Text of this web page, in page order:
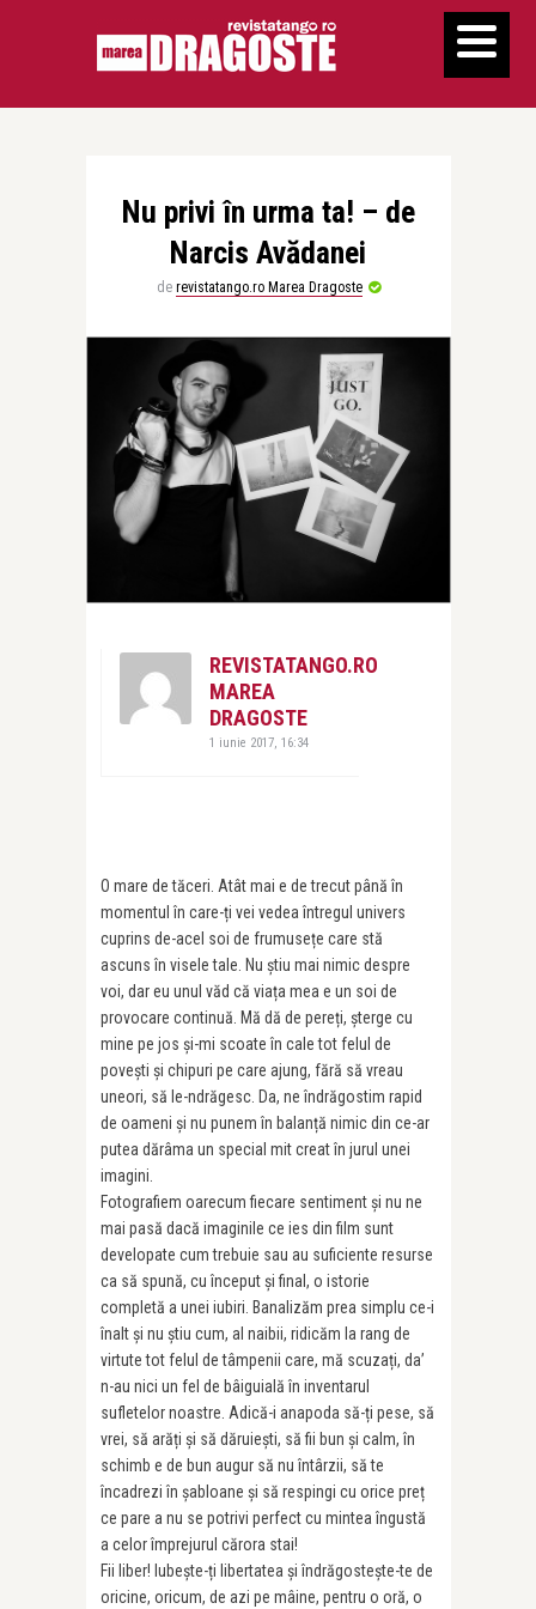
Nu privi în urma ta! – de
Narcis Avădanei
de revistatango.ro Marea Dragoste
REVISTATANGO.RO
MAREA
DRAGOSTE
1 iunie 2017, 16:34
O mare de tăceri. Atât mai e de trecut până în
momentul în care-ți vei vedea întregul univers
cuprins de-acel soi de frumusețe care stă
ascuns în visele tale. Nu știu mai nimic despre
voi, dar eu unul văd că viața mea e un soi de
provocare continuă. Mă dă de pereți, șterge cu
mine pe jos și-mi scoate în cale tot felul de
povești și chipuri pe care ajung, fără să vreau
uneori, să le-ndrăgesc. Da, ne îndrăgostim rapid
de oameni și nu punem în balanță nimic din ce-ar
putea dărâma un special mit creat în jurul unei
imagini.
Fotografiem oarecum fiecare sentiment și nu ne
mai pasă dacă imaginile ce ies din film sunt
developate cum trebuie sau au suficiente resurse
ca să spună, cu început și final, o istorie
completă a unei iubiri. Banalizăm prea simplu ce-i
înalt și nu știu cum, al naibii, ridicăm la rang de
virtute tot felul de tâmpenii care, mă scuzați, da’
n-au nici un fel de bâiguială în inventarul
sufletelor noastre. Adică-i anapoda să-ți pese, să
vrei, să arăți și să dăruiești, să fii bun și calm, în
schimb e de bun augur să nu întârzii, să te
încadrezi în șabloane și să respingi cu orice preț
ce pare a nu se potrivi perfect cu mintea îngustă
a celor împrejurul cărora stai!
Fii liber! Iubește-ți libertatea și îndrăgostește-te de
oricine, oricum, de azi pe mâine, pentru o oră, o